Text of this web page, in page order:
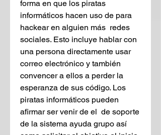
forma en que los piratas
informáticos hacen uso de para
hackear en alguien más  redes
sociales. Esto incluye hablar con
una persona directamente usar
correo electrónico y también
convencer a ellos a perder la
esperanza de sus código. Los
piratas informáticos pueden
afirmar ser venir de el  de soporte
de la sistema ayuda grupo así